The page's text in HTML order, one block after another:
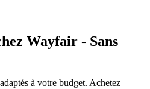
Wayfair - Sans
à votre budget. Achetez